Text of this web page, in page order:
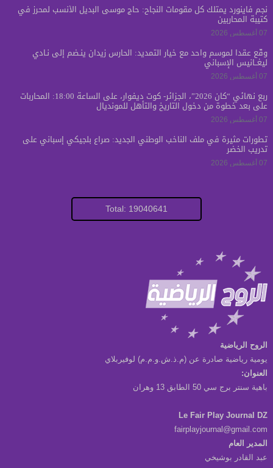
نجم فاينورد يمتلك كل مقومات النجاح: حاج موسى البديل الأنسب لمحرز في
كتيبة المحاربين
07 أغسطس 2026
وقّع عقداً لموسم واحد مع خيار التمديد: الحارس زيدان ينـضم إلى نـادي
ليغــانيس الإسباني
07 أغسطس 2026
ربع نهائي “كان 2026”، الجزائر- كوت ديفوار، على الساعة 18:00: المحاربات
على بعد خطوة من دخول التاريخ والتأهل للمونديال
07 أغسطس 2026
تطورات مثيرة في ملف الناخب الوطني الجديد: صراع بلجيكي إسباني على
تدريب الخضر
07 أغسطس 2026
Total: 19040641
الروح الرياضية
يومية رياضية صادرة عن (م.ذ.ش.و.م.م) لوفيربلاي
العنوان:
باهية سنتر برج سي 50 الطابق 13 وهران
Le Fair Play Journal DZ
fairplayjournal@gmail.com
المدير العام
عبد القادر بوشيخي